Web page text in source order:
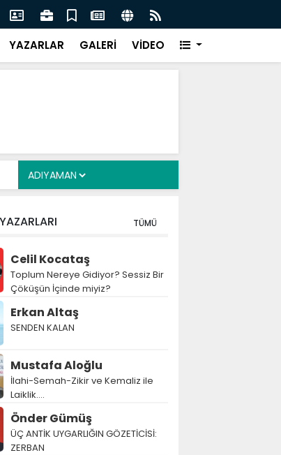
DEM Parti’nin Tarihi Sınavı
YAZARLAR GALERİ VİDEO
YAZARLARI TÜMÜ
Celil Kocataş
Toplum Nereye Gidiyor? Sessiz Bir
Çöküşün İçinde miyiz?
Erkan Altaş
SENDEN KALAN
Mustafa Aloğlu
İlahi-Semah-Zikir ve Kemaliz ile
Laiklik….
Önder Gümüş
ÜÇ ANTİK UYGARLIĞIN GÖZETİCİSİ:
ZERBAN